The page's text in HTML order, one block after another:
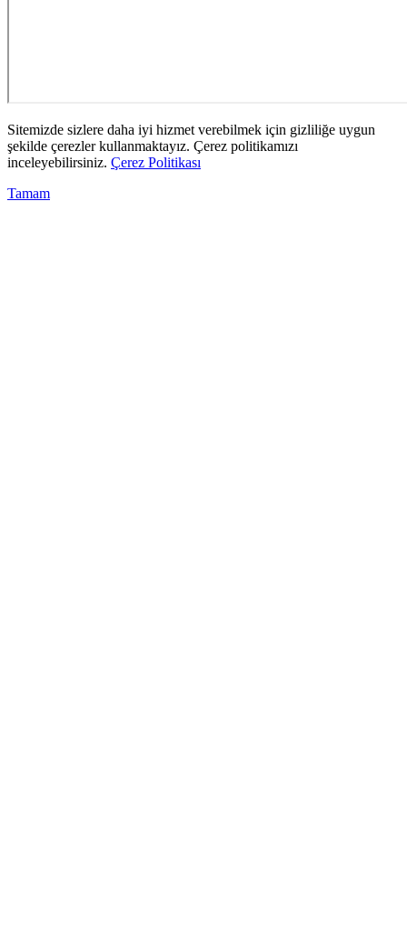
Sitemizde sizlere daha iyi hizmet verebilmek için gizliliğe uygun
şekilde çerezler kullanmaktayız. Çerez politikamızı
inceleyebilirsiniz. Çerez Politikası
Tamam